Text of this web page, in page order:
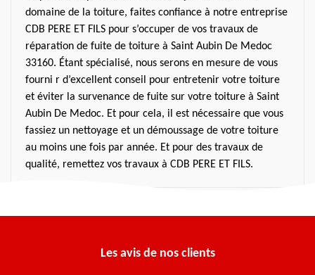
domaine de la toiture, faites confiance à notre entreprise
CDB PERE ET FILS pour s’occuper de vos travaux de
réparation de fuite de toiture à Saint Aubin De Medoc
33160. Étant spécialisé, nous serons en mesure de vous
fourni r d’excellent conseil pour entretenir votre toiture
et éviter la survenance de fuite sur votre toiture à Saint
Aubin De Medoc. Et pour cela, il est nécessaire que vous
fassiez un nettoyage et un démoussage de votre toiture
au moins une fois par année. Et pour des travaux de
qualité, remettez vos travaux à CDB PERE ET FILS.
Les avis de nos clients